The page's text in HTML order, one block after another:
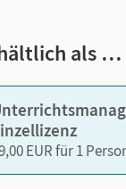
Lösungen der
Sie den
als …
EUR für 1